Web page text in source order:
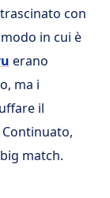
con
in cui è
erano
ma i
il
Continuato,
match.